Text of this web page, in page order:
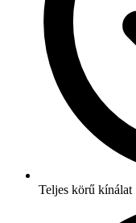
Teljes körű kínálat